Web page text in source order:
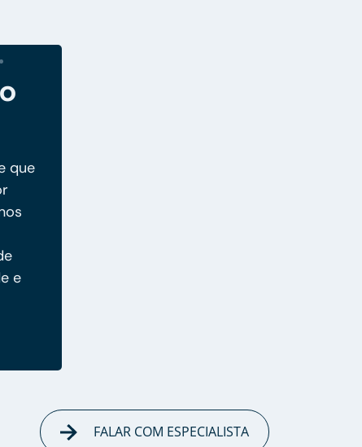
que
e
FALAR COM ESPECIALISTA